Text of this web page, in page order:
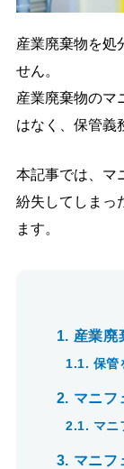
お役立ち
産業廃棄物を処
せん。
産業廃棄物のマ
はなく、保管義
本記事では、マ
紛失してしまっ
ます。
1. 産業廃
1.1. 保管
2. マニフ
2.1. マニ
3. マニフ